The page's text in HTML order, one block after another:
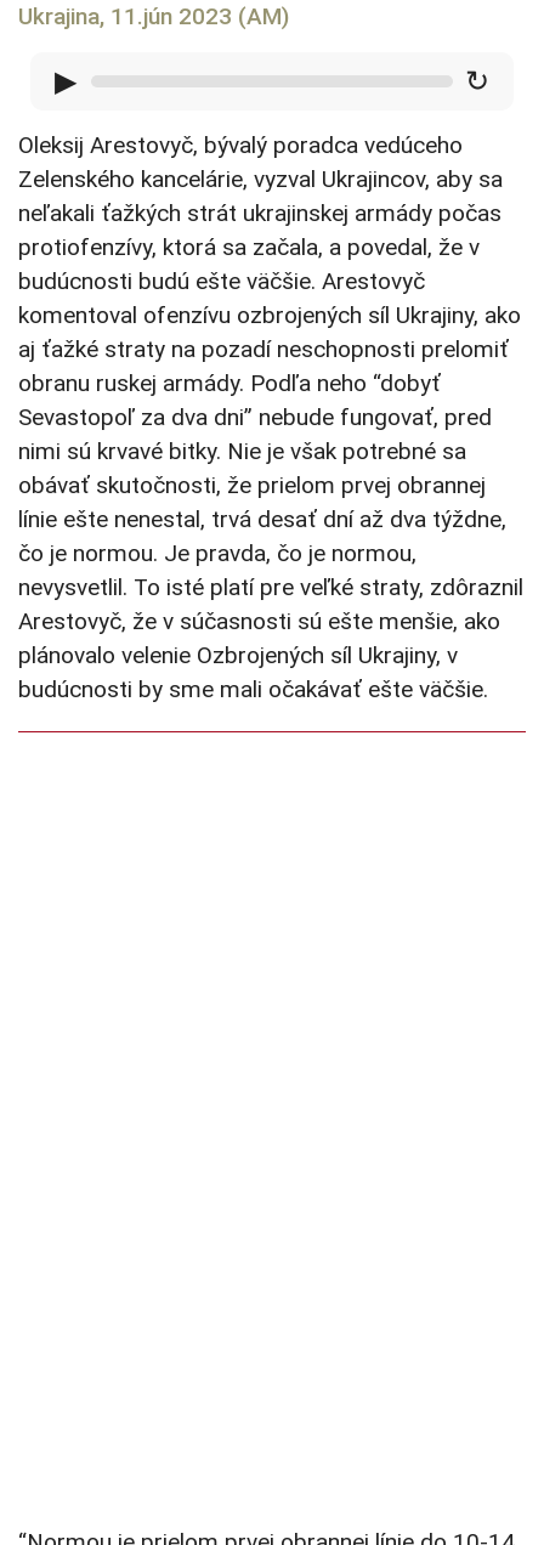
Ukrajina, 11.jún 2023 (AM)
▶ ↻
Oleksij Arestovyč, bývalý poradca vedúceho
Zelenského kancelárie, vyzval Ukrajincov, aby sa
neľakali ťažkých strát ukrajinskej armády počas
protiofenzívy, ktorá sa začala, a povedal, že v
budúcnosti budú ešte väčšie. Arestovyč
komentoval ofenzívu ozbrojených síl Ukrajiny, ako
aj ťažké straty na pozadí neschopnosti prelomiť
obranu ruskej armády. Podľa neho “dobyť
Sevastopoľ za dva dni” nebude fungovať, pred
nimi sú krvavé bitky. Nie je však potrebné sa
obávať skutočnosti, že prielom prvej obrannej
línie ešte nenestal, trvá desať dní až dva týždne,
čo je normou. Je pravda, čo je normou,
nevysvetlil. To isté platí pre veľké straty, zdôraznil
Arestovyč, že v súčasnosti sú ešte menšie, ako
plánovalo velenie Ozbrojených síl Ukrajiny, v
budúcnosti by sme mali očakávať ešte väčšie.